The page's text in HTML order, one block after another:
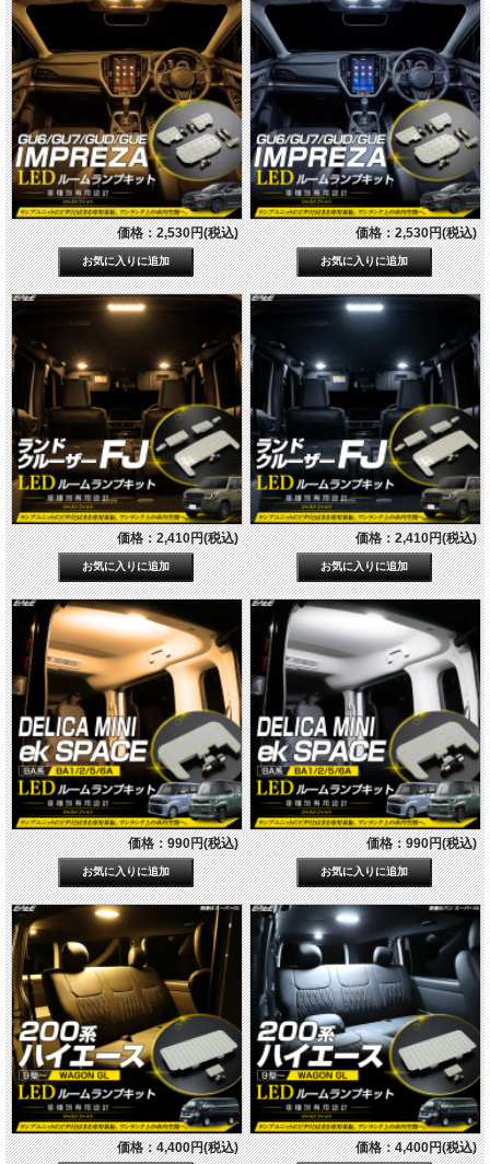
価格：2,530円(税込) 価格：2,530円(税込)
価格：2,410円(税込) 価格：2,410円(税込)
価格：990円(税込) 価格：990円(税込)
価格：4,400円(税込) 価格：4,400円(税込)